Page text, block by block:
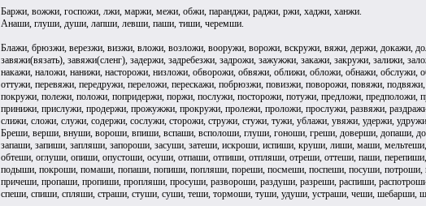
Баржи, вожжи, госпожи, лжи, маржи, межи, обжи, паранджи, раджи, ржи, хаджи, ханжи.
Анаши, глуши, души, лапши, левши, паши, тиши, черемши.
Блажи, брюзжи, верезжи, визжи, вложи, возложи, вооружи, ворожи, вскружи, вяжи, держи, докажи,
завяжи(вязать), завяжи(сленг), задержи, задребезжи, задрожи, зажужжи, закажи, закружи, залижи,
накажи, наложи, нанижи, насторожи, низложи, обворожи, обвяжи, оближи, обложи, обнажи,
оттужи, перевяжи, передружи, переложи, перескажи, побрюзжи, повизжи, поворожи, повяжи,
покружи, полежи, положи, попридержи, поржи, послужи, посторожи, потужи, предложи,
принижи, прислужи, продержи, прожужжи, прокружи, пролежи, проложи, прослужи, развяжи,
слижи, сложи, служи, содержи, сослужи, сторожи, стружи, стужи, тужи, ублажи, увяжи, удержи,
Бреши, верши, внуши, вороши, впиши, вспаши, всполоши, глуши, гоноши, греши, доверши, допаши,
запаши, запиши, запляши, запороши, засуши, затеши, искроши, испиши, круши, лиши, маши,
обтеши, оглуши, опиши, опустоши, осуши, отпаши, отпиши, отпляши, отреши, оттеши, паши,
подыши, покроши, помаши, попаши, попиши, попляши, пореши, посмеши, поспеши, посуши,
причеши, пропаши, пропиши, пропляши, просуши, развороши, раздуши, разреши, распиши,
спеши, спиши, спляши, страши, стуши, суши, теши, тормоши, туши, удуши, устраши, чеши, шебарши,